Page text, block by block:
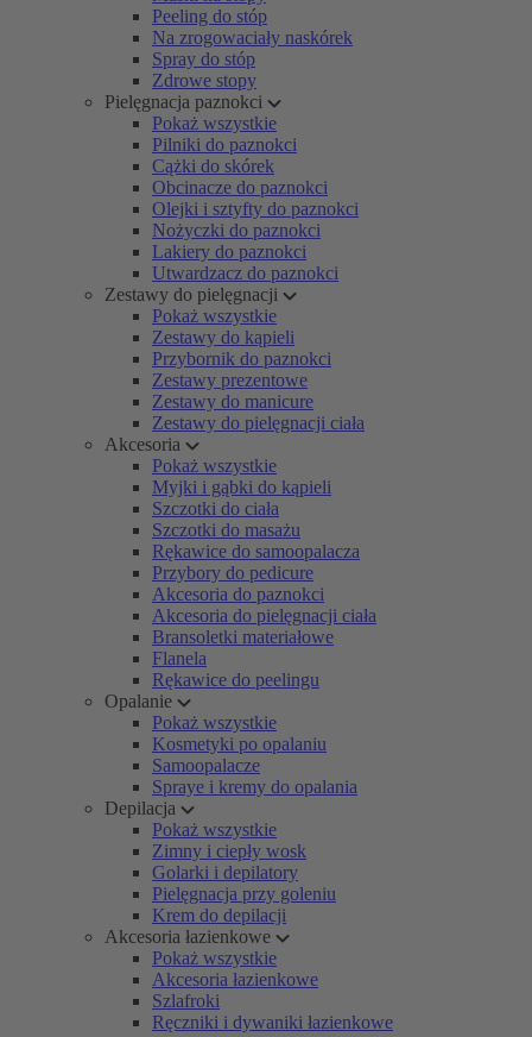
Peeling do stóp
Na zrogowaciały naskórek
Spray do stóp
Zdrowe stopy
Pielęgnacja paznokci
Pokaż wszystkie
Pilniki do paznokci
Cążki do skórek
Obcinacze do paznokci
Olejki i sztyfty do paznokci
Nożyczki do paznokci
Lakiery do paznokci
Utwardzacz do paznokci
Zestawy do pielęgnacji
Pokaż wszystkie
Zestawy do kąpieli
Przybornik do paznokci
Zestawy prezentowe
Zestawy do manicure
Zestawy do pielęgnacji ciała
Akcesoria
Pokaż wszystkie
Myjki i gąbki do kąpieli
Szczotki do ciała
Szczotki do masażu
Rękawice do samoopalacza
Przybory do pedicure
Akcesoria do paznokci
Akcesoria do pielęgnacji ciała
Bransoletki materiałowe
Flanela
Rękawice do peelingu
Opalanie
Pokaż wszystkie
Kosmetyki po opalaniu
Samoopalacze
Spraye i kremy do opalania
Depilacja
Pokaż wszystkie
Zimny i ciepły wosk
Golarki i depilatory
Pielęgnacja przy goleniu
Krem do depilacji
Akcesoria łazienkowe
Pokaż wszystkie
Akcesoria łazienkowe
Szlafroki
Ręczniki i dywaniki łazienkowe